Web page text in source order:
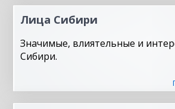
Лица Сибири
Значимые, влиятельные и
Сибири.